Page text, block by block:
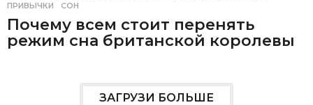
ПРИВЫЧКИ
,СОН
Почему всем стоит перенять
режим сна британской королевы
ЗАГРУЗИ БОЛЬШЕ